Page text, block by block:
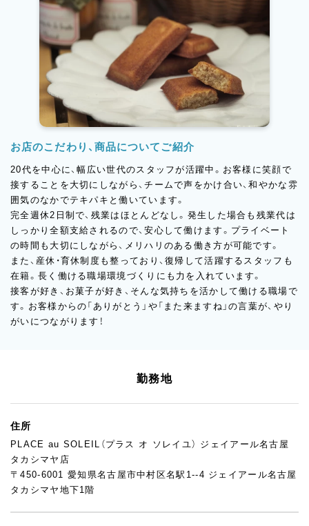
お店のこだわり、商品についてご紹介
20代を中心に、幅広い世代のスタッフが活躍中。お客様に笑顔で
接することを大切にしながら、チームで声をかけ合い、和やかな雰
囲気のなかでテキパキと働いています。
完全週休2日制で、残業はほとんどなし。発生した場合も残業代は
しっかり全額支給されるので、安心して働けます。プライベート
の時間も大切にしながら、メリハリのある働き方が可能です。
また、産休・育休制度も整っており、復帰して活躍するスタッフも
在籍。長く働ける職場環境づくりにも力を入れています。
接客が好き、お菓子が好き、そんな気持ちを活かして働ける職場で
す。お客様からの「ありがとう」や「また来ますね」の言葉が、やり
がいにつながります！
勤務地
住所
PLACE au SOLEIL（プラス オ ソレイユ） ジェイアール名古屋
タカシマヤ店
〒450-6001 愛知県名古屋市中村区名駅1--4 ジェイアール名古屋
タカシマヤ地下1階